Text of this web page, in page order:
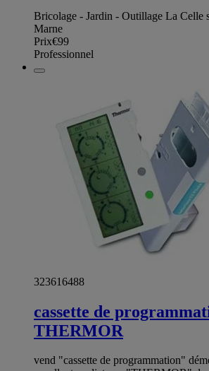
Bricolage - Jardin - Outillage La Celle
Marne
Prix€99
Professionnel
323616488
cassette de
THERMOR
vend "cassette de programmation"